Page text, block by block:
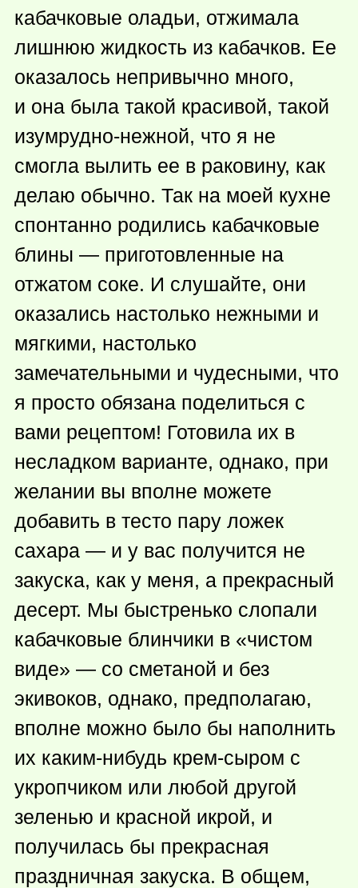
кабачковые оладьи, отжимала
лишнюю жидкость из кабачков. Ее
оказалось непривычно много,
и она была такой красивой, такой
изумрудно-нежной, что я не
смогла вылить ее в раковину, как
делаю обычно. Так на моей кухне
спонтанно родились кабачковые
блины — приготовленные на
отжатом соке. И слушайте, они
оказались настолько нежными и
мягкими, настолько
замечательными и чудесными, что
я просто обязана поделиться с
вами рецептом! Готовила их в
несладком варианте, однако, при
желании вы вполне можете
добавить в тесто пару ложек
сахара — и у вас получится не
закуска, как у меня, а прекрасный
десерт. Мы быстренько слопали
кабачковые блинчики в «чистом
виде» — со сметаной и без
экивоков, однако, предполагаю,
вполне можно было бы наполнить
их каким-нибудь крем-сыром с
укропчиком или любой другой
зеленью и красной икрой, и
получилась бы прекрасная
праздничная закуска. В общем,